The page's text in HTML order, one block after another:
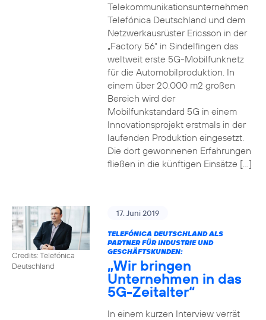
Telekommunikationsunternehmen
Telefónica Deutschland und dem
Netzwerkausrüster Ericsson in der
„Factory 56“ in Sindelfingen das
weltweit erste 5G-Mobilfunknetz
für die Automobilproduktion. In
einem über 20.000 m2 großen
Bereich wird der
Mobilfunkstandard 5G in einem
Innovationsprojekt erstmals in der
laufenden Produktion eingesetzt.
Die dort gewonnenen Erfahrungen
fließen in die künftigen Einsätze […]
Credits: Telefónica
Deutschland
17. Juni 2019
TELEFÓNICA DEUTSCHLAND ALS
PARTNER FÜR INDUSTRIE UND
GESCHÄFTSKUNDEN:
„Wir bringen
Unternehmen in das
5G-Zeitalter“
In einem kurzen Interview verrät